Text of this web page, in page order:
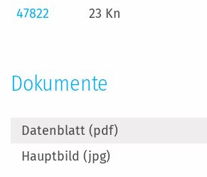
47822
23 Kn
Dokumente
Datenblatt (pdf)
Hauptbild (jpg)